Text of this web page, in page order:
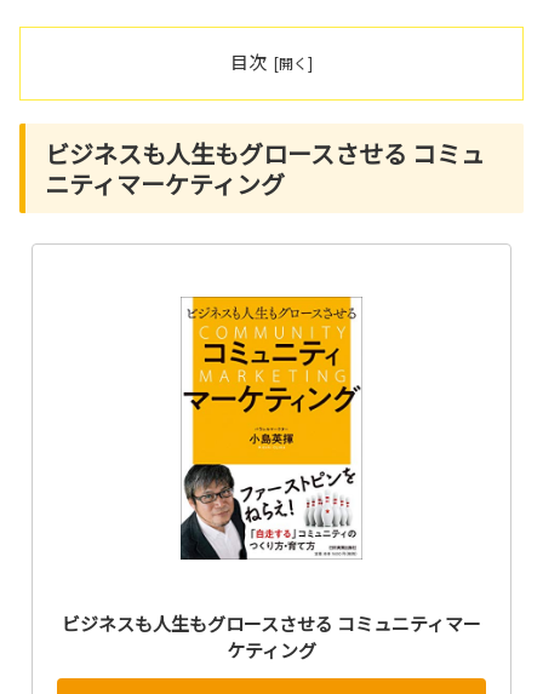
目次
ビジネスも人生もグロースさせる コミュ
ニティマーケティング
ビジネスも人生もグロースさせる コミュニティマー
ケティング